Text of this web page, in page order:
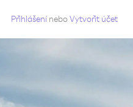
Přihlášení neboVytvořit účet